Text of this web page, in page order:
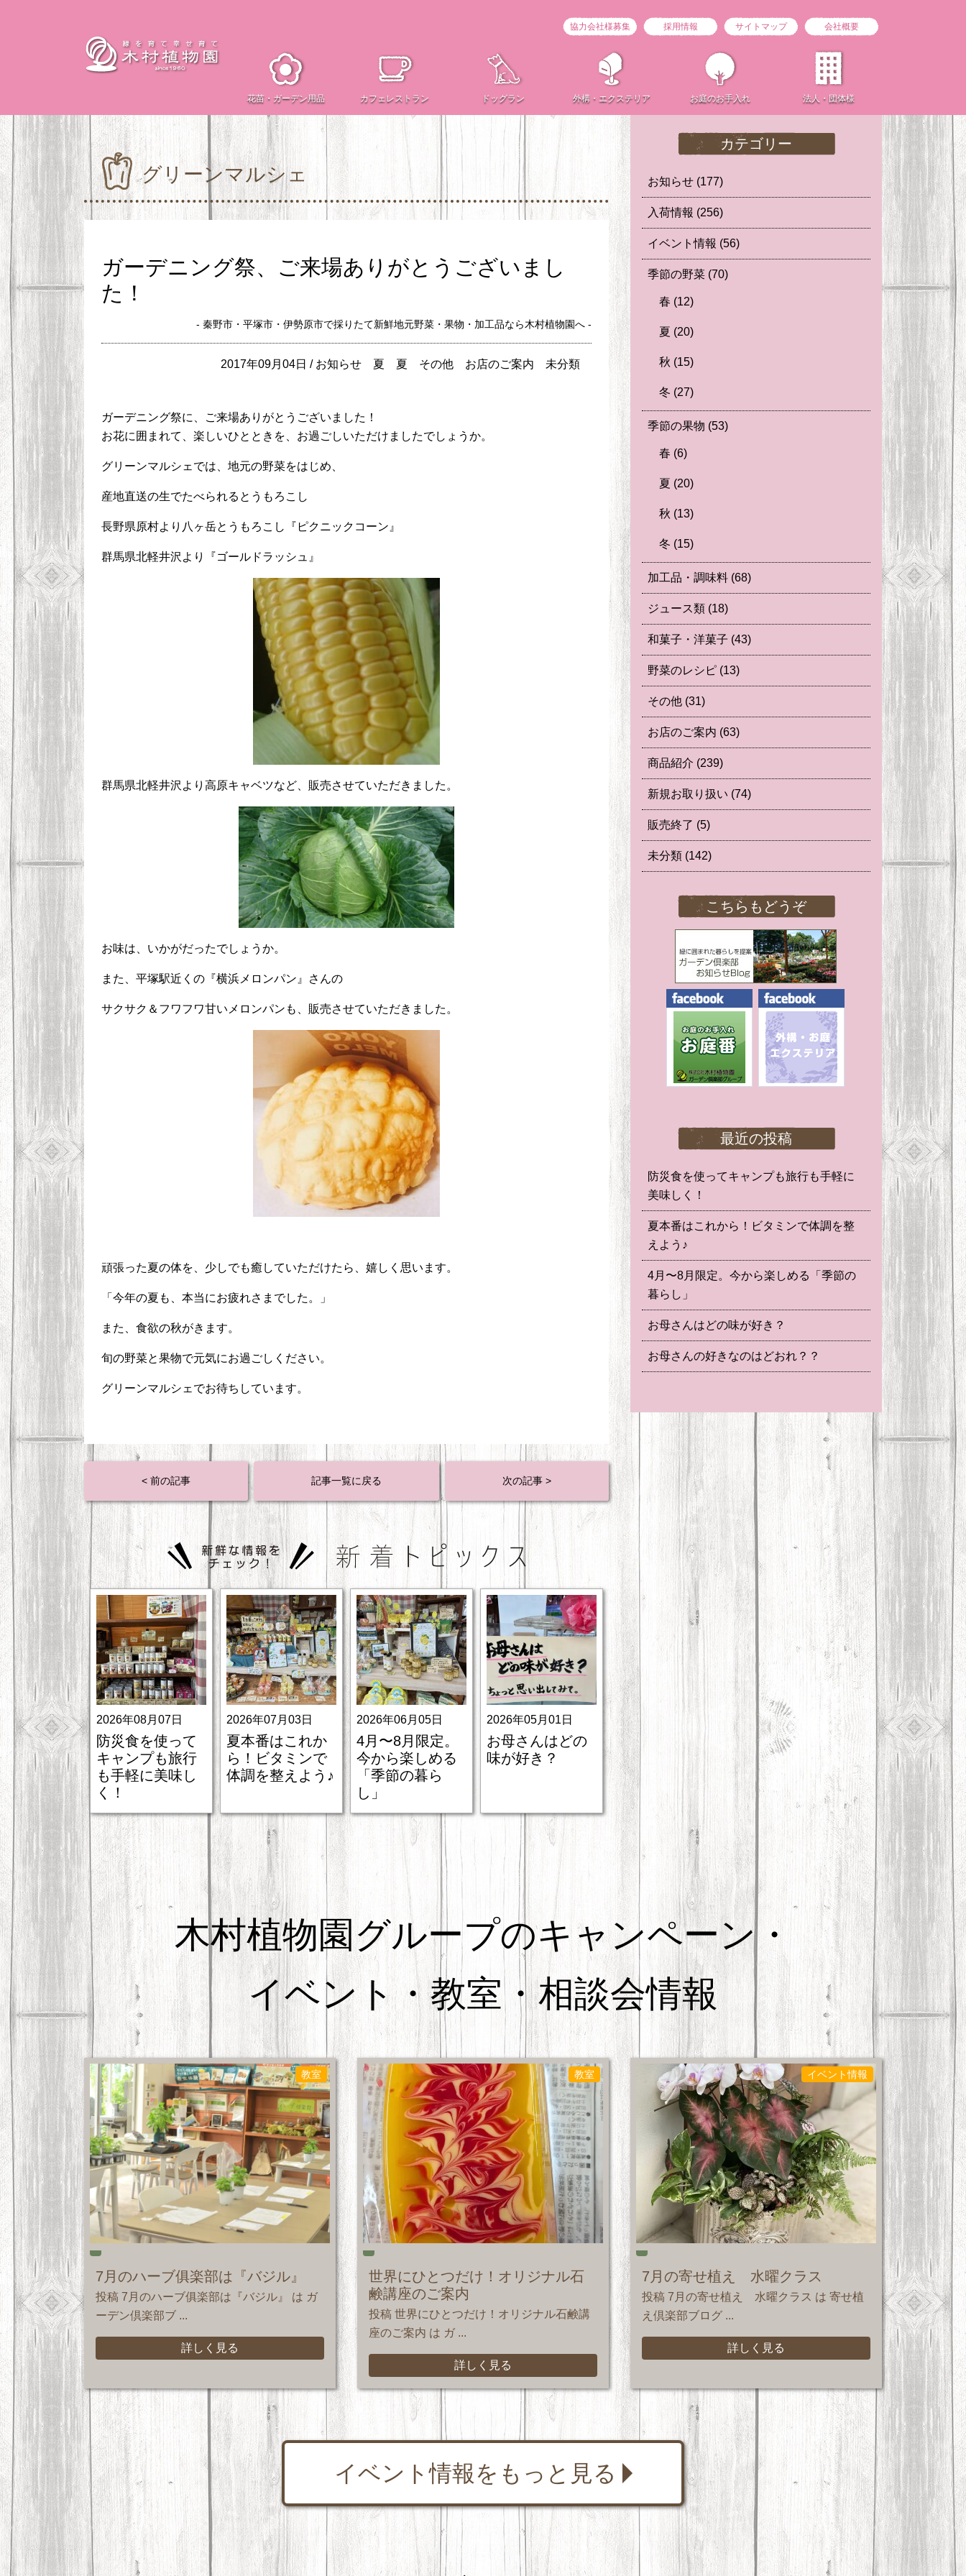
花苗・ ガーデン用品 カフェレストラン ドッグラン 外構・ エクステリア お庭のお手入れ 法人・団体様
協力会社様募集 採用情報 サイトマップ 会社概要
グリーンマルシェ
ガーデニング祭、ご来場ありがとうございまし
た！
- 秦野市・平塚市・伊勢原市で採りたて新鮮地元野菜・果物・加工品なら木村植物園へ -
2017年09月04日 / お知らせ 夏 夏 その他 お店のご案内 未分類
ガーデニング祭に、ご来場ありがとうございました！
お花に囲まれて、楽しいひとときを、お過ごしいただけましたでしょうか。
グリーンマルシェでは、地元の野菜をはじめ、
産地直送の生でたべられるとうもろこし
長野県原村より八ヶ岳とうもろこし『ピクニックコーン』
群馬県北軽井沢より『ゴールドラッシュ』
群馬県北軽井沢より高原キャベツなど、販売させていただきました。
お味は、いかがだったでしょうか。
また、平塚駅近くの『横浜メロンパン』さんの
サクサク＆フワフワ甘いメロンパンも、販売させていただきました。
頑張った夏の体を、少しでも癒していただけたら、嬉しく思います。
「今年の夏も、本当にお疲れさまでした。」
また、食欲の秋がきます。
旬の野菜と果物で元気にお過ごしください。
グリーンマルシェでお待ちしています。
< 前の記事 記事一覧に戻る 次の記事 >
2026年08月07日
防災食を使って
キャンプも旅行
も手軽に美味し
く！
2026年07月03日
夏本番はこれか
ら！ビタミンで
体調を整えよう♪
2026年06月05日
4月〜8月限定。
今から楽しめる
「季節の暮ら
し」
2026年05月01日
お母さんはどの
味が好き？
カテゴリー
お知らせ (177)
入荷情報 (256)
イベント情報 (56)
季節の野菜 (70)
春 (12)
夏 (20)
秋 (15)
冬 (27)
季節の果物 (53)
春 (6)
夏 (20)
秋 (13)
冬 (15)
加工品・調味料 (68)
ジュース類 (18)
和菓子・洋菓子 (43)
野菜のレシピ (13)
その他 (31)
お店のご案内 (63)
商品紹介 (239)
新規お取り扱い (74)
販売終了 (5)
未分類 (142)
こちらもどうぞ
最近の投稿
防災食を使ってキャンプも旅行も手軽に
美味しく！
夏本番はこれから！ビタミンで体調を整
えよう♪
4月〜8月限定。今から楽しめる「季節の
暮らし」
お母さんはどの味が好き？
お母さんの好きなのはどおれ？？
木村植物園グループのキャンペーン・
イベント・教室・相談会情報
教室
7月のハーブ俱楽部は『バジル』
投稿 7月のハーブ俱楽部は『バジル』 は ガ
ーデン倶楽部ブ ...
詳しく見る
教室
世界にひとつだけ！オリジナル石
鹸講座のご案内
投稿 世界にひとつだけ！オリジナル石鹸講
座のご案内 は ガ ...
詳しく見る
イベント情報
7月の寄せ植え 水曜クラス
投稿 7月の寄せ植え 水曜クラス は 寄せ植
え倶楽部ブログ ...
詳しく見る
イベント情報をもっと見る